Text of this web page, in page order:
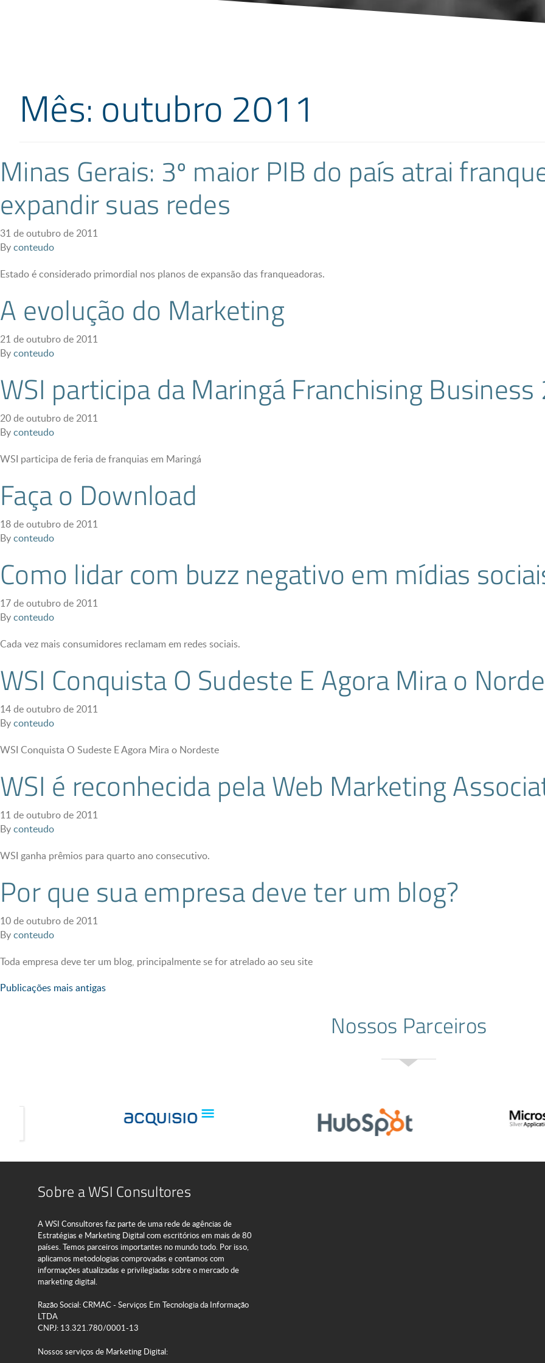
Mês: outubro 2011
Minas Gerais: 3º maior PIB do país atrai
expandir suas redes
31 de outubro de 2011
Byconteudo
Estado é considerado primordial nos planos de expansão das franqueadoras.
A evolução do Marketing
21 de outubro de 2011
Byconteudo
WSI participa da Maringá Franchising
20 de outubro de 2011
Byconteudo
WSI participa de feria de franquias em Maringá
Faça o Download
18 de outubro de 2011
Byconteudo
Como lidar com buzz negativo em mídias
17 de outubro de 2011
Byconteudo
Cada vez mais consumidores reclamam em redes sociais.
WSI Conquista O Sudeste E Agora Mira o
14 de outubro de 2011
Byconteudo
WSI Conquista O Sudeste E Agora Mira o Nordeste
WSI é reconhecida pela Web Marketing
11 de outubro de 2011
Byconteudo
WSI ganha prêmios para quarto ano consecutivo.
Por que sua empresa deve ter um blog?
10 de outubro de 2011
Byconteudo
Toda empresa deve ter um blog, principalmente se for atrelado ao seu site
Navegação
Publicações mais antigas
Nossos Parceiros
Sobre a WSI Consultores
A WSI Consultores faz parte de uma rede de agências de
Estratégias e Marketing Digital com escritórios em mais de 80
países. Temos parceiros importantes no mundo todo. Por isso,
aplicamos metodologias comprovadas e contamos com
informações atualizadas e privilegiadas sobre o mercado de
marketing digital.
Razão Social: CRMAC - Serviços Em Tecnologia da Informação
LTDA
CNPJ: 13.321.780/0001-13
Nossos serviços de Marketing Digital: